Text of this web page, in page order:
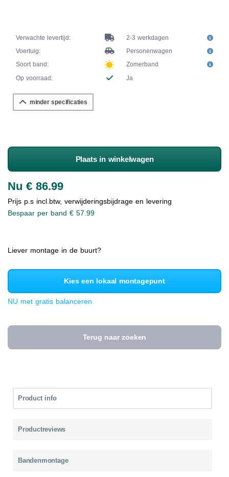
Verwachte levertijd:
2-3 werkdagen
Voertuig:
Personenwagen
Soort band:
Zomerband
Op voorraad:
Ja
minder specificaties
Plaats in winkelwagen
Nu € 86.99
Prijs p.s incl.btw, verwijderingsbijdrage en levering
Bespaar per band € 57.99
Liever montage in de buurt?
Kies een lokaal montagepunt
NU met gratis balanceren
Terug naar zoeken
Product info
Productreviews
Bandenmontage